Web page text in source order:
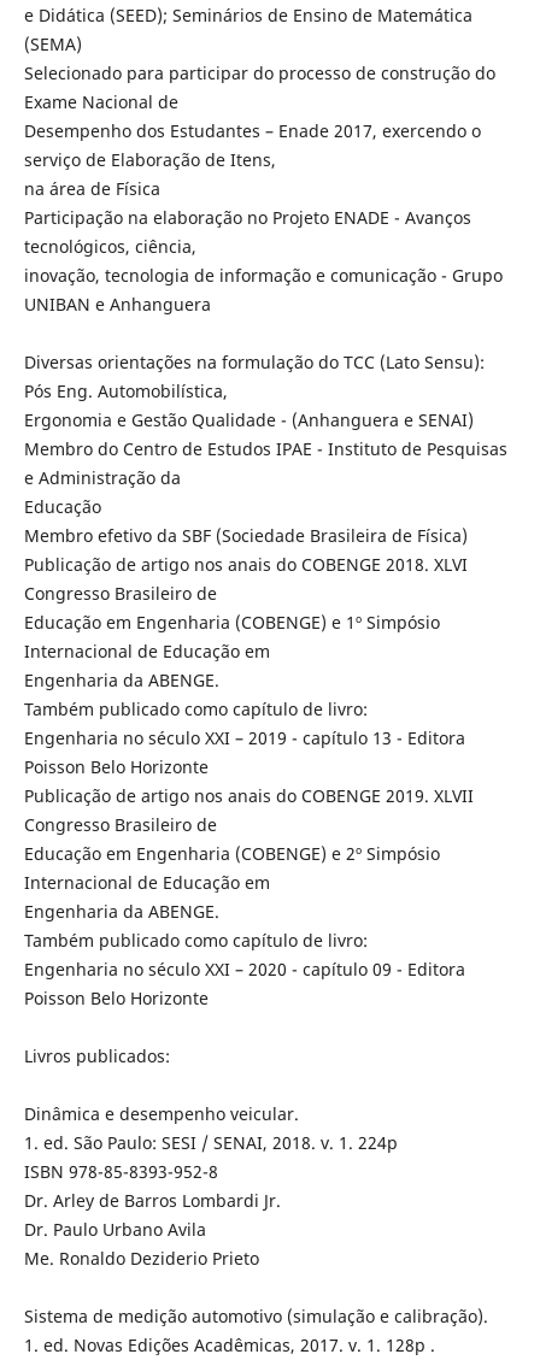
e Didática (SEED); Seminários de Ensino de Matemática
(SEMA)
Selecionado para participar do processo de construção do
Exame Nacional de
Desempenho dos Estudantes – Enade 2017, exercendo o
serviço de Elaboração de Itens,
na área de Física
Participação na elaboração no Projeto ENADE - Avanços
tecnológicos, ciência,
inovação, tecnologia de informação e comunicação - Grupo
UNIBAN e Anhanguera
Diversas orientações na formulação do TCC (Lato Sensu):
Pós Eng. Automobilística,
Ergonomia e Gestão Qualidade - (Anhanguera e SENAI)
Membro do Centro de Estudos IPAE - Instituto de Pesquisas
e Administração da
Educação
Membro efetivo da SBF (Sociedade Brasileira de Física)
Publicação de artigo nos anais do COBENGE 2018. XLVI
Congresso Brasileiro de
Educação em Engenharia (COBENGE) e 1º Simpósio
Internacional de Educação em
Engenharia da ABENGE.
Também publicado como capítulo de livro:
Engenharia no século XXI – 2019 - capítulo 13 - Editora
Poisson Belo Horizonte
Publicação de artigo nos anais do COBENGE 2019. XLVII
Congresso Brasileiro de
Educação em Engenharia (COBENGE) e 2º Simpósio
Internacional de Educação em
Engenharia da ABENGE.
Também publicado como capítulo de livro:
Engenharia no século XXI – 2020 - capítulo 09 - Editora
Poisson Belo Horizonte
Livros publicados:
Dinâmica e desempenho veicular.
1. ed. São Paulo: SESI / SENAI, 2018. v. 1. 224p
ISBN 978-85-8393-952-8
Dr. Arley de Barros Lombardi Jr.
Dr. Paulo Urbano Avila
Me. Ronaldo Deziderio Prieto
Sistema de medição automotivo (simulação e calibração).
1. ed. Novas Edições Acadêmicas, 2017. v. 1. 128p .